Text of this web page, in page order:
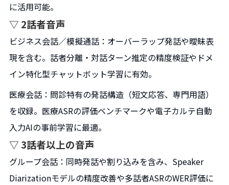
に活用可能。
▽ 2話者音声
ビジネス会話／模擬通話：オーバーラップ発話や曖昧表
現を含む。話者分離・対話ターン推定の精度検証やドメ
イン特化型チャットボット学習に有効。
医療会話：問診特有の発話構造（短文応答、専門用語）
を収録。医療ASRの評価ベンチマークや電子カルテ自動
入力AIの事前学習に最適。
▽ 3話者以上の音声
グループ会話：同時発話や割り込みを含み、Speaker
Diarizationモデルの精度改善や多話者ASRのWER評価に